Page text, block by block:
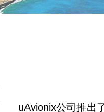
uAvionix公司推出